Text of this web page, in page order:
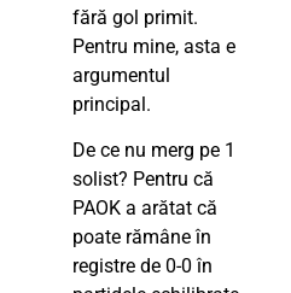
fără gol primit.
Pentru mine, asta e
argumentul
principal.
De ce nu merg pe 1
solist? Pentru că
PAOK a arătat că
poate rămâne în
registre de 0-0 în